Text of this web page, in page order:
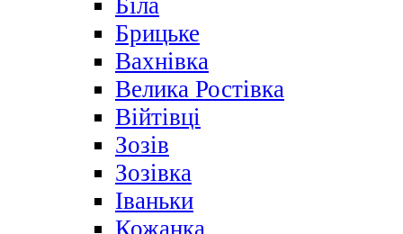
Біла
Брицьке
Вахнівка
Велика Ростівка
Війтівці
Зозів
Зозівка
Іваньки